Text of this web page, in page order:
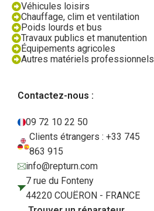
Véhicules loisirs
Chauffage, clim et ventilation
Poids lourds et bus
Travaux publics et manutention
Équipements agricoles
Autres matériels professionnels
Contactez-nous :
09 72 10 22 50
Clients étrangers : +33 745
863 915
info@repturn.com
7 rue du Fonteny
44220 COUËRON - FRANCE